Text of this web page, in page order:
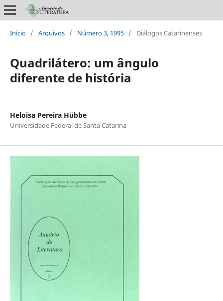
Início / Arquivos / Número 3, 1995 / Diálogos Catarinenses
Quadrilátero: um ângulo
diferente de história
Heloisa Pereira Hübbe
Universidade Federal de Santa Catarina